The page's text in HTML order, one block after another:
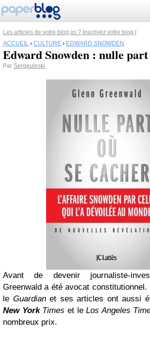
Les articles de votre blog ici ? Inscrivez votre blog !
ACCUEIL › CULTURE › EDWARD SNOWDEN
Edward Snowden : nulle part
Par Sergeuleski
Avant de devenir journaliste-
Greenwald a été avocat
le Guardianet ses articles ont aussi
New YorkTimes et leLos Angeles
nombreux prix.